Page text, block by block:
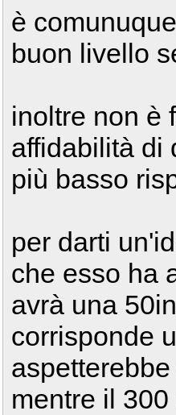
è
buon livello
inoltre non è
affidabilità di
più basso
per darti
che esso ha
avrà una
corrisponde
mentre il